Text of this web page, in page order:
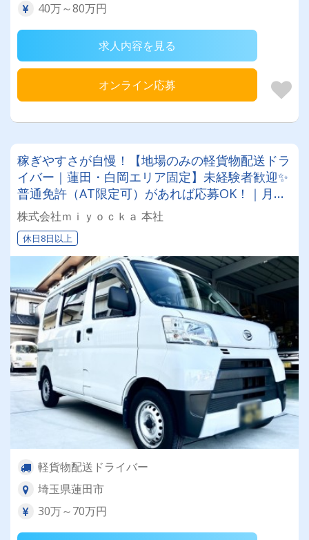
40万～80万円
求人内容を見る
オンライン応募
稼ぎやすさが自慢！【地場のみの軽貨物配送ドラ
イバー｜蓮田・白岡エリア固定】未経験者歓迎✨
普通免許（AT限定可）があれば応募OK！｜月給
30万～70万円｜完全週休2日制＆残業なし
株式会社ｍｉｙｏｃｋａ 本社
休日8日以上
軽貨物配送ドライバー
埼玉県蓮田市
30万～70万円